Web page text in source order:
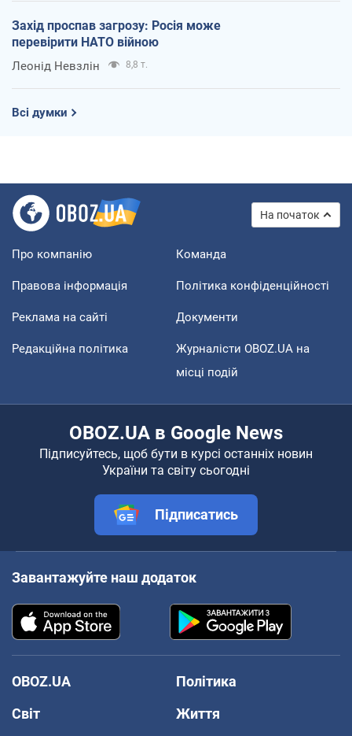
Захід проспав загрозу: Росія може
перевірити НАТО війною
Леонід Невзлін 8,8 т.
Всі думки
На початок
Про компанію Команда
Правова інформація Політика конфіденційності
Реклама на сайті Документи
Редакційна політика
Журналісти OBOZ.UA на
місці подій
OBOZ.UA в Google News
Підписуйтесь, щоб бути в курсі останніх новин
України та світу сьогодні
Підписатись
Завантажуйте наш додаток
OBOZ.UA
Політика
Світ
Життя